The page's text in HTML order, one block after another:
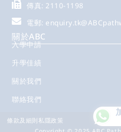
傳真: 2110-1198
電郵:
關於ABC
入學申請
升學佳績
關於我們
聯絡我們
條款及細則私隱政策